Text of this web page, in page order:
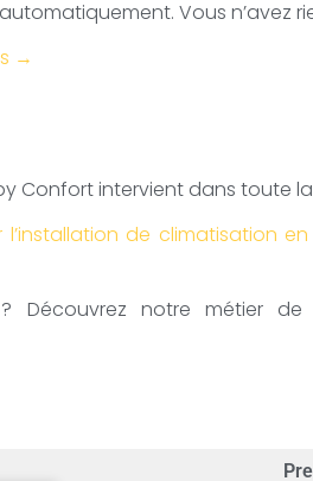
Vous n’avez
→
Confort intervient dans toute la
de climatisation en
? Découvrez notre métier